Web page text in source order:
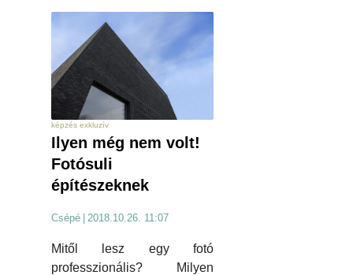
képzés exkluzív
Ilyen még nem volt!
Fotósuli
építészeknek
Csépé 2018.10.26. 11:07
Mitől lesz egy fotó
professzionális? Milyen